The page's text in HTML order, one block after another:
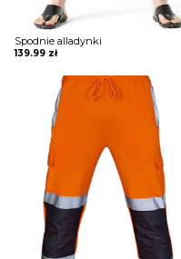
OBUWIE
BIELIZNA
BLUZY
SWETRY
Spodnie alladynki
139.99 zł